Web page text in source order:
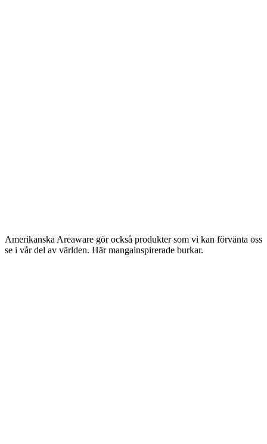
Amerikanska Areaware gör också produkter som vi kan förvänta oss
se i vår del av världen. Här mangainspirerade burkar.